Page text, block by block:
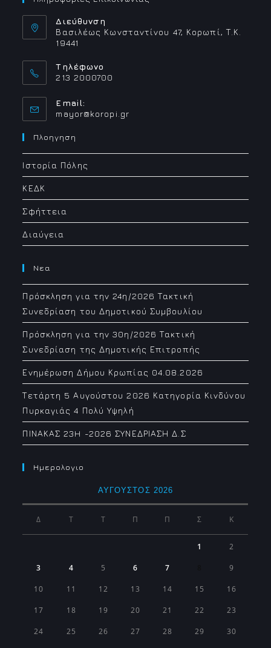
Διεύθυνση
Βασιλέως Κωνσταντίνου 47, Κορωπί, Τ.Κ.
19441
Τηλέφωνο
213 2000700
Email:
mayor@koropi.grOpens
Πλοηγηση
Ιστορία Πόλης
ΚΕΔΚ
Σφήττεια
Διαύγεια
Νεα
Πρόσκληση για την 24η/2026 Τακτική
Συνεδρίαση του Δημοτικού Συμβουλίου
Πρόσκληση για την 30η/2026 Τακτική
Συνεδρίαση της Δημοτικής Επιτροπής
Ενημέρωση Δήμου Κρωπίας 04.08.2026
Τετάρτη 5 Αυγούστου 2026 Κατηγορία Κινδύνου
Πυρκαγιάς 4 Πολύ Υψηλή
ΠΙΝΑΚΑΣ 23H -2026 ΣΥΝΕΔΡΙΑΣΗ Δ.Σ
Ημερολογιο
ΑΎΓΟΥΣΤΟΣ 2026
Δ Τ Τ Π Π Σ Κ
1 2
3 4 5 6 7 9
10 11 12 13 14 15 16
17 18 19 20 21 22 23
24 25 26 27 28 29 30